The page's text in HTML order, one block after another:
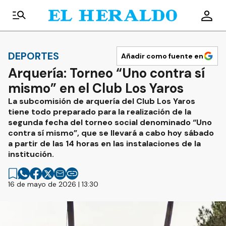
DEPORTES Añadir como fuente en
Arquería: Torneo “Uno contra sí
mismo” en el Club Los Yaros
La subcomisión de arquería del Club Los Yaros
tiene todo preparado para la realización de la
segunda fecha del torneo social denominado “Uno
contra sí mismo”, que se llevará a cabo hoy sábado
a partir de las 14 horas en las instalaciones de la
institución.
16 de mayo de 2026 | 13:30